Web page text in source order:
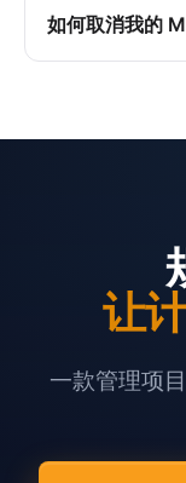
如何取消我的
让
一款管理项